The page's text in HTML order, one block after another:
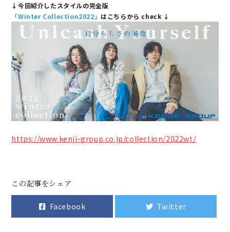
↓今回紹介したスタイルの完全版
「Winter Collection2022」 はこちらから check ↓
https://www.kenji-group.co.jp/collection/2022wt/
この記事をシェア
Facebook Twitter